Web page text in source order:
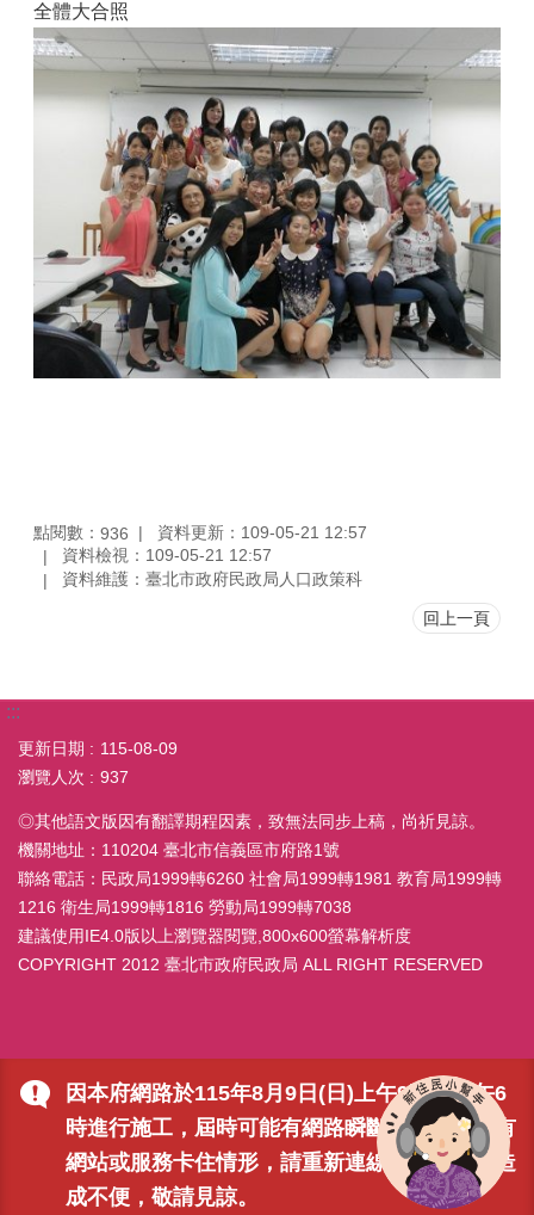
因本府網路於115年8月9日(日)上午9時至下午6
時進行施工，屆時可能有網路瞬斷之情形，若有
網站或服務卡住情形，請重新連線即可排除，造
成不便，敬請見諒。
全體大合照
點閱數： 936
資料更新：109-05-21 12:57
資料檢視：109-05-21 12:57
資料維護：臺北市政府民政局人口政策科
回上一頁
:::
更新日期
115-08-09
瀏覽人次
937
◎其他語文版因有翻譯期程因素，致無法同步上稿，尚祈見諒。
機關地址：110204 臺北市信義區市府路1號
聯絡電話：民政局1999轉6260 社會局1999轉1981 教育局1999轉
1216 衛生局1999轉1816 勞動局1999轉7038
建議使用IE4.0版以上瀏覽器閱覽,800x600螢幕解析度
COPYRIGHT 2012 臺北市政府民政局 ALL RIGHT RESERVED